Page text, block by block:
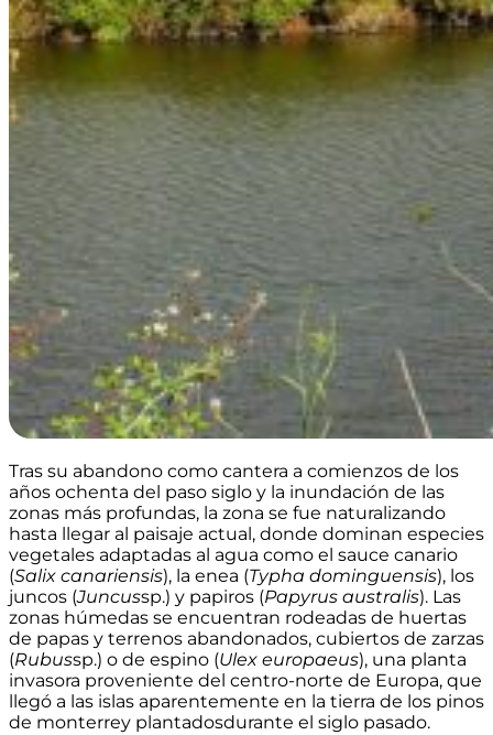
Tras su abandono como cantera a comienzos de los
años ochenta del paso siglo y la inundación de las
zonas más profundas, la zona se fue naturalizando
hasta llegar al paisaje actual, donde dominan especies
vegetales adaptadas al agua como el sauce canario
(Salix canariensis), la enea (Typha dominguensis), los
juncos (Juncussp.) y papiros (Papyrus australis). Las
zonas húmedas se encuentran rodeadas de huertas
de papas y terrenos abandonados, cubiertos de zarzas
(Rubussp.) o de espino (Ulex europaeus), una planta
invasora proveniente del centro-norte de Europa, que
llegó a las islas aparentemente en la tierra de los pinos
de monterrey plantadosdurante el siglo pasado.